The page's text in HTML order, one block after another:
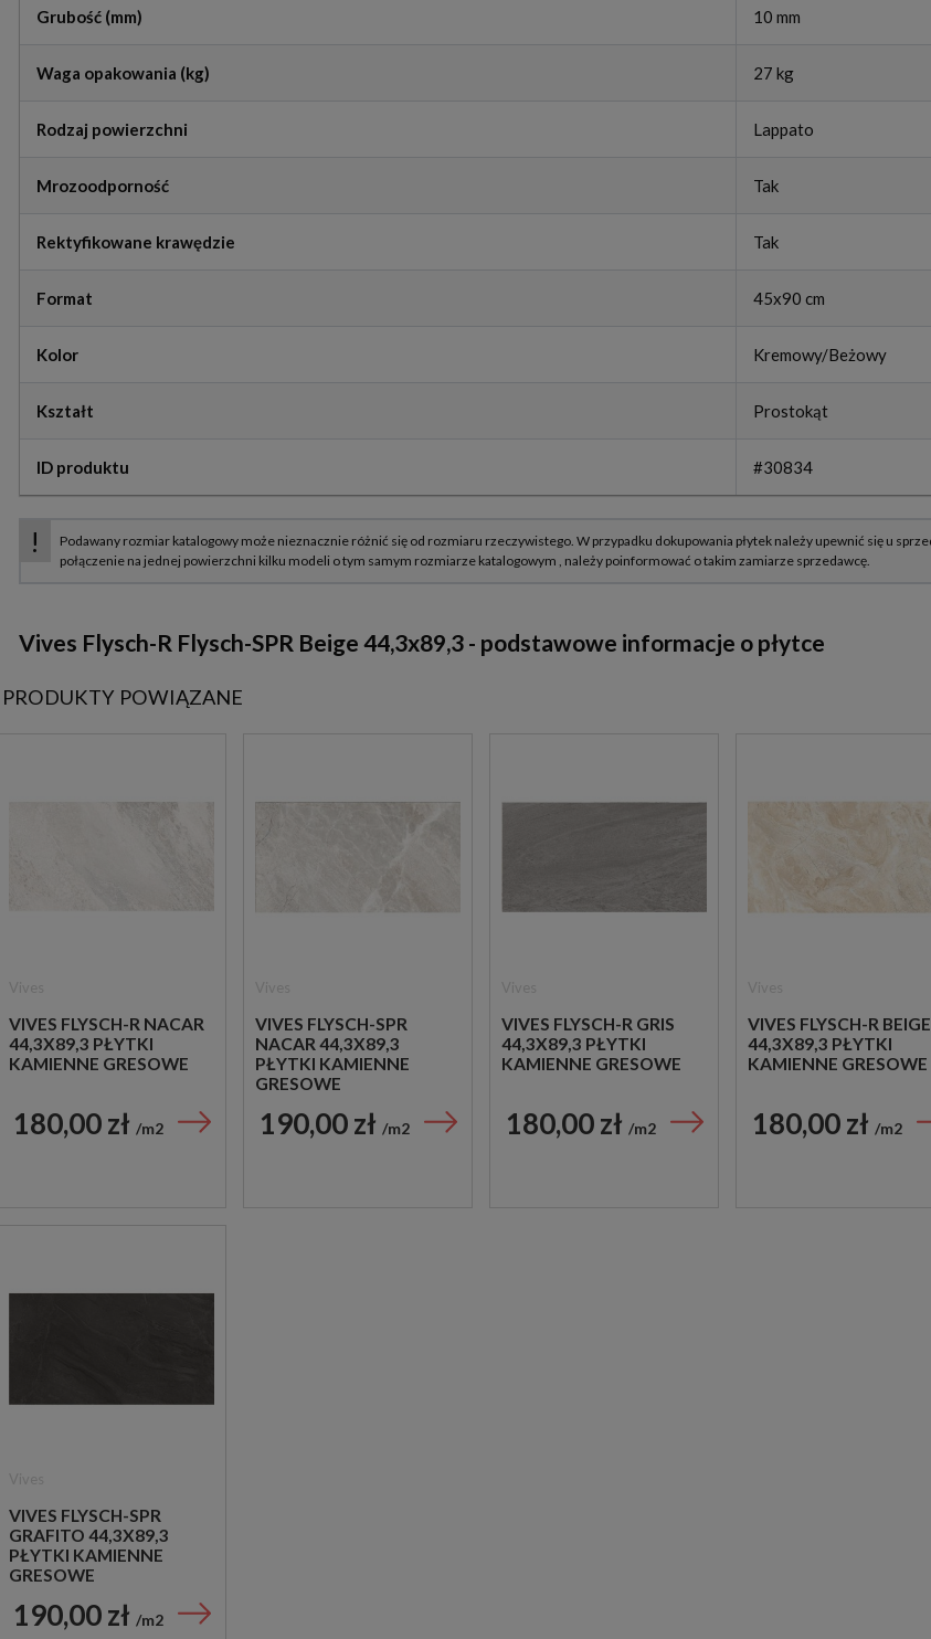
Grubość (mm) 10 mm
Waga opakowania (kg) 27 kg
Rodzaj powierzchni Lappato
Mrozoodporność Tak
Rektyfikowane krawędzie Tak
Format 45x90 cm
Kolor Kremowy/Beżowy
Kształt Prostokąt
ID produktu #30834
Vives Flysch-R Flysch-SPR Beige 44,3x89,3 - podstawowe informacje o płytce
PRODUKTY POWIĄZANE
VIVES FLYSCH-R NACAR
44,3X89,3 PŁYTKI
KAMIENNE GRESOWE
180,00 zł m2
VIVES FLYSCH-SPR
NACAR 44,3X89,3
PŁYTKI KAMIENNE
GRESOWE
190,00 zł m2
VIVES FLYSCH-R GRIS
44,3X89,3 PŁYTKI
KAMIENNE GRESOWE
180,00 zł m2
VIVES FLYSCH-R BEIGE
44,3X89,3 PŁYTKI
KAMIENNE GRESOWE
180,00 zł m2
VIVES FLYSCH-SPR
GRAFITO 44,3X89,3
PŁYTKI KAMIENNE
GRESOWE
190,00 zł m2